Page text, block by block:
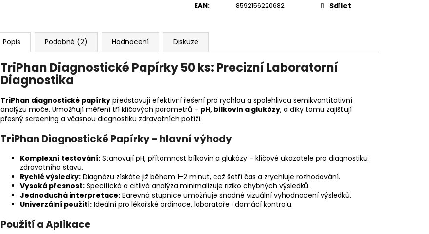
EAN: 8592156220682
Sdílet
Popis Podobné (2) Hodnocení Diskuze
TriPhan Diagnostické Papírky 50 ks: Precizní Laboratorní
Diagnostika
TriPhan diagnostické papírky představují efektivní řešení pro rychlou a spolehlivou semikvantitativní
analýzu moče. Umožňují měření tří klíčových parametrů – pH, bílkovin a glukózy, a díky tomu zajišťují
přesný screening a včasnou diagnostiku zdravotních potíží.
TriPhan Diagnostické Papírky - hlavní výhody
Komplexní testování: Stanovují pH, přítomnost bílkovin a glukózy – klíčové ukazatele pro diagnostiku
zdravotního stavu.
Rychlé výsledky: Diagnózu získáte již během 1–2 minut, což šetří čas a zrychluje rozhodování.
Vysoká přesnost: Specifická a citlivá analýza minimalizuje riziko chybných výsledků.
Jednoduchá interpretace: Barevná stupnice umožňuje snadné vizuální vyhodnocení výsledků.
Univerzální použití: Ideální pro lékařské ordinace, laboratoře i domácí kontrolu.
Použití a Aplikace